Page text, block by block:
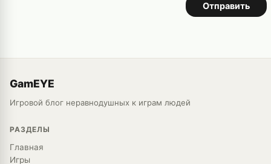
Отправить
GamEYE
Игровой блог неравнодушных к играм людей
РАЗДЕЛЫ
Главная
Игры